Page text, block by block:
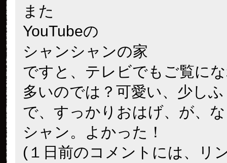
また
YouTubeの
シャンシャンの家
ですと、テレビでもご覧に
多いのでは？可愛い、少し
で、すっかりおはげ、が、
シャン。よかった！
(１日前のコメントには、リ